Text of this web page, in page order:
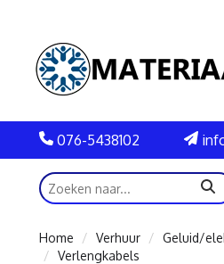
076-5438102
Home
Verhuur
Geluid/
Verlengkabels